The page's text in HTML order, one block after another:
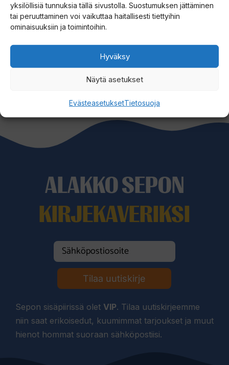
yksilöllisiä tunnuksia tällä sivustolla. Suostumuksen jättäminen
tai peruuttaminen voi vaikuttaa haitallisesti tiettyihin
ominaisuuksiin ja toimintoihin.
Hyväksy
Näytä asetukset
EvästeasetuksetTietosuoja
Saaliskuvia ja viehevinkkejä Lapista.
Menu Saaliskirja
ALAKKO SEPON
KIRJEKAVERIKSI
Tilaa uutiskirje
Sepon sisäpiirissä olet VIP. Tilaa uutiskirjeemme
niin saat erikoisedut, kuumimmat tarjoukset ja muut
hienot hommat suoraan sähköpostiisi.